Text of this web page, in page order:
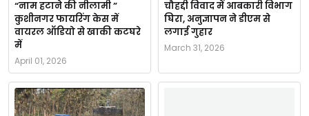
“नाम हटाने की नीलामी ”
कुशीनगर फायरिंग केस में
वायरल ऑडियो से खाकी कटघरे
में
April 01, 2026
चौहद्दी विवाद में आबकारी विभाग
घिरा, अनुज्ञापन ने डीएम से
लगाई गुहार
March 31, 2026